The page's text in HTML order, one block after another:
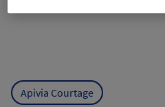
Apivia Courtage